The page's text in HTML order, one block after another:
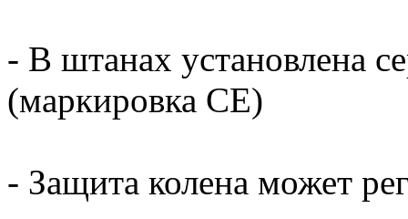
- В штанах установлена
(маркировка CE)
- Защита колена может